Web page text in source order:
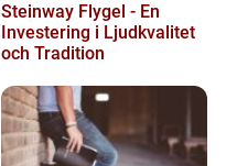
Steinway Flygel - En
Investering i Ljudkvalitet
och Tradition